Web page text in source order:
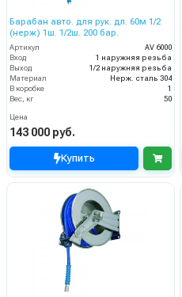
Барабан авто. для рук. дл. 60м 1/2
(нерж) 1ш. 1/2ш. 200 бар.
Артикул
AV 6000
Вход
1 наружняя резьба
Выход
1/2 наружняя резьба
Материал
Нерж. сталь 304
В коробке
1
Вес, кг
50
Цена
143 000 руб.
Купить